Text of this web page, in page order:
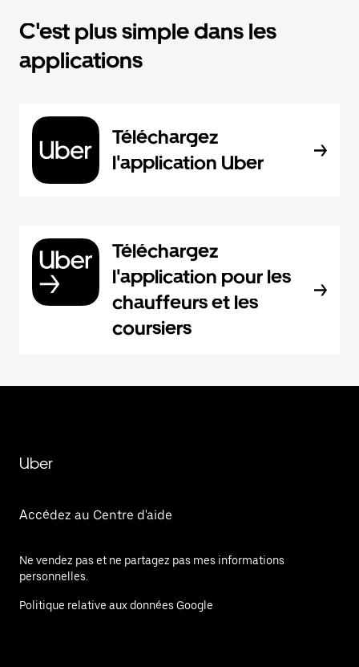
C'est plus simple dans les
applications
Téléchargez
l'application Uber
Téléchargez
l'application pour les
chauffeurs et les
coursiers
Uber
Accédez au Centre d'aide
Ne vendez pas et ne partagez pas mes informations
personnelles.
Politique relative aux données Google